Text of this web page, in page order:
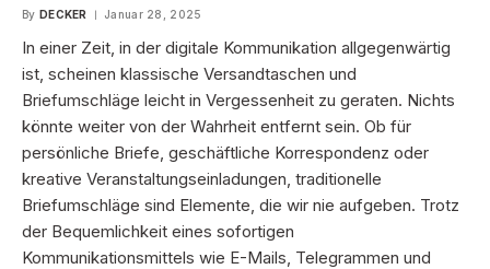
By DECKER Januar 28, 2025
In einer Zeit, in der digitale Kommunikation allgegenwärtig
ist, scheinen klassische Versandtaschen und
Briefumschläge leicht in Vergessenheit zu geraten. Nichts
könnte weiter von der Wahrheit entfernt sein. Ob für
persönliche Briefe, geschäftliche Korrespondenz oder
kreative Veranstaltungseinladungen, traditionelle
Briefumschläge sind Elemente, die wir nie aufgeben. Trotz
der Bequemlichkeit eines sofortigen
Kommunikationsmittels wie E-Mails, Telegrammen und